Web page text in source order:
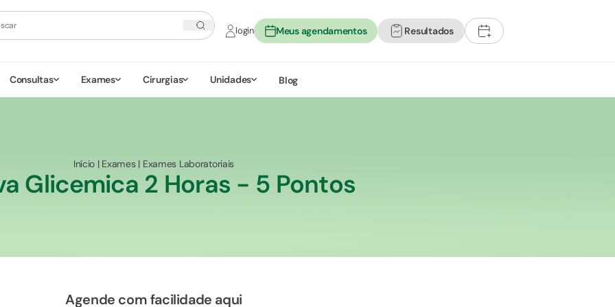
login Meus agendamentos Resultados +
Consultas Exames Cirurgias Unidades Blog
Início | Exames| Exames Laboratoriais
Glicemica 2 Horas - 5 Pontos
Agende com facilidade aqui